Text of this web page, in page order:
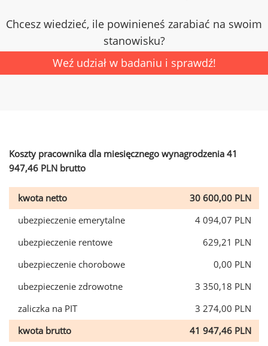
Chcesz wiedzieć, ile powinieneś zarabiać na swoim
stanowisku?
Weź udział w badaniu i sprawdź!
Koszty pracownika dla miesięcznego wynagrodzenia 41
947,46 PLN brutto
kwota netto
30 600,00 PLN
ubezpieczenie emerytalne
4 094,07 PLN
ubezpieczenie rentowe
629,21 PLN
ubezpieczenie chorobowe
0,00 PLN
ubezpieczenie zdrowotne
3 350,18 PLN
zaliczka na PIT
3 274,00 PLN
kwota brutto
41 947,46 PLN